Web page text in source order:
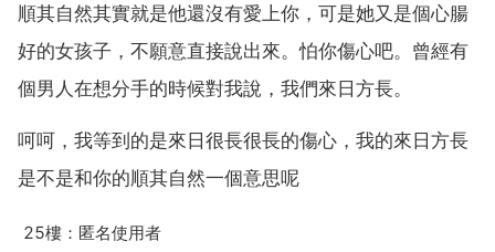
順其自然其實就是他還沒有愛上你，可是她又是個心腸
好的女孩子，不願意直接說出來。怕你傷心吧。曾經有
個男人在想分手的時候對我說，我們來日方長。
呵呵，我等到的是來日很長很長的傷心，我的來日方長
是不是和你的順其自然一個意思呢
25樓：匿名使用者